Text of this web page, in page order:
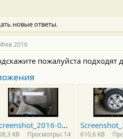
новые ответы.
2016
пожалуйста подходят
Screenshot_2016-02-19-20-20-35.png
KB Просмотры: 14 610,6 KB